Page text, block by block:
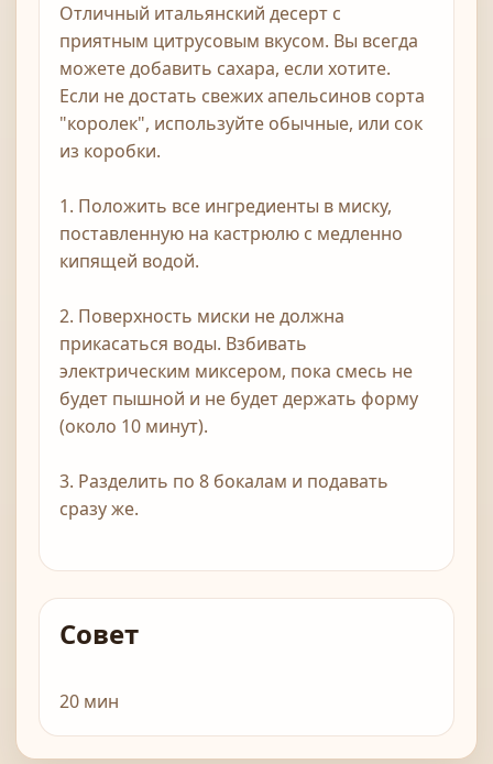
Отличный итальянский десерт с
приятным цитрусовым вкусом. Вы всегда
можете добавить сахара, если хотите.
Если не достать свежих апельсинов сорта
"королек", используйте обычные, или сок
из коробки.
1. Положить все ингредиенты в миску,
поставленную на кастрюлю с медленно
кипящей водой.
2. Поверхность миски не должна
прикасаться воды. Взбивать
электрическим миксером, пока смесь не
будет пышной и не будет держать форму
(около 10 минут).
3. Разделить по 8 бокалам и подавать
сразу же.
Совет
20 мин